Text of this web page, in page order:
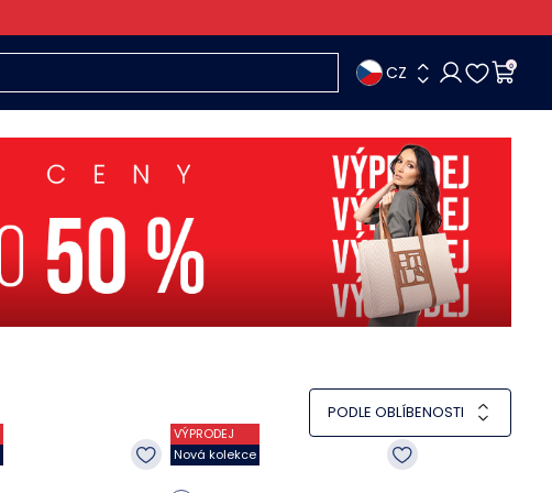
CZ 0
PODLE OBLÍBENOSTI
VÝPRODEJ
Nová kolekce